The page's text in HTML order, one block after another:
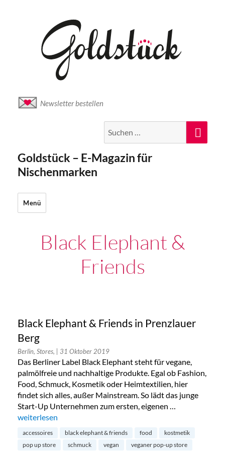
Newsletter bestellen
nach:
Goldstück – E-Magazin für
Nischenmarken
Menü
Black Elephant &
Friends
Black Elephant & Friends in Prenzlauer
Berg
Berlin, Stores, | 31 Oktober 2019
Das Berliner Label Black Elephant steht für vegane,
palmölfreie und nachhaltige Produkte. Egal ob Fashion,
Food, Schmuck, Kosmetik oder Heimtextilien, hier
findet sich alles, außer Mainstream. So lädt das junge
Start-Up Unternehmen zum ersten, eigenen …
„Black Elephant & Friends in Prenzlauer Berg“
weiterlesen
accessoires black elephant & friends food
kostmetik
pop up store
schmuck vegan veganer pop-up store